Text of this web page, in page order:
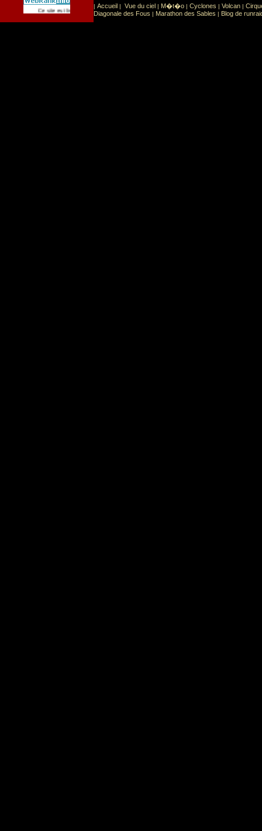
Ce site est list� dans la cat�gorie Sport: Sports extr�mes
| Accueil | Vue du ciel | M�t�o | Cyclones | Volcan |
Diagonale des Fous | Marathon des Sables | Blog de